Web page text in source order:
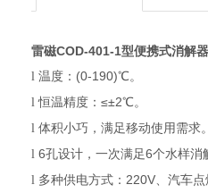
雷磁COD-401-1型便携式消解器
l 温度： (0-190)℃。
l恒温精度： ≤±2℃。
l 体积小巧，满足移动使用需求。
l 6孔设计，一次满足6个水样消
l 多种供电方式： 220V、汽车